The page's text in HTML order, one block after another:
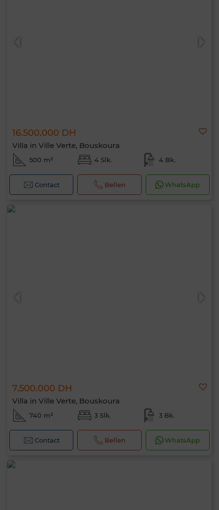
16.500.000 DH
Villa in Ville Verte, Bouskoura
500 m² 4 Slk. 4 Bk.
Contact Bellen WhatsApp
7.500.000 DH
Villa in Ville Verte, Bouskoura
740 m² 3 Slk. 3 Bk.
Contact Bellen WhatsApp